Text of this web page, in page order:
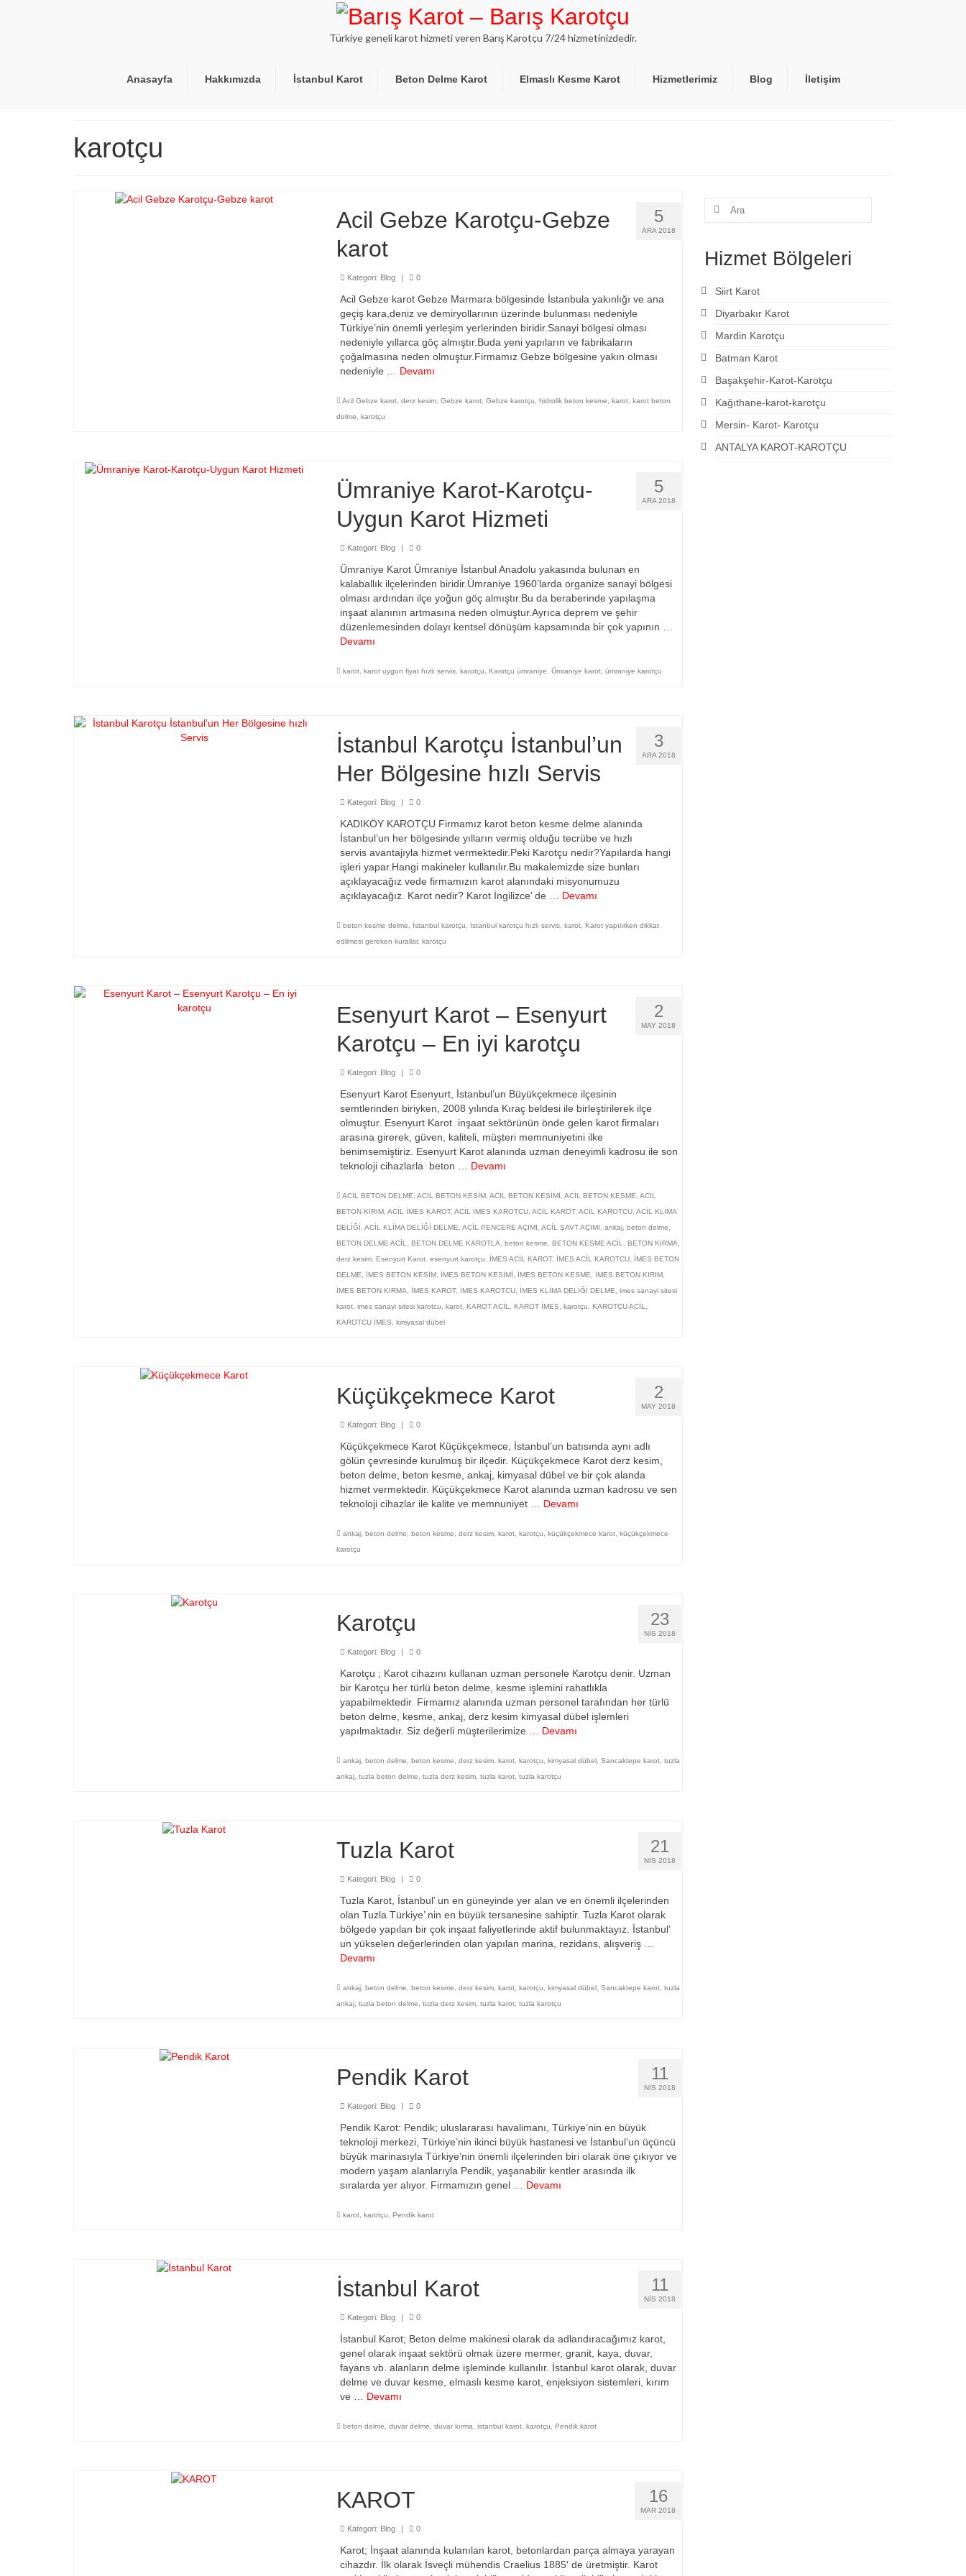
Türkiye geneli karot hizmeti veren Barış Karotçu 7/24 hizmetinizdedir.
Anasayfa Hakkımızda İstanbul Karot Beton Delme Karot Elmaslı Kesme Karot Hizmetlerimiz Blog İletişim
karotçu
5
ARA 2018
Acil Gebze Karotçu-Gebze
karot
Kategori: Blog | 0
Acil Gebze karot Gebze Marmara bölgesinde İstanbula yakınlığı ve ana
geçiş kara,deniz ve demiryollarının üzerinde bulunması nedeniyle
Türkiye’nin önemli yerleşim yerlerinden biridir.Sanayi bölgesi olması
nedeniyle yıllarca göç almıştır.Buda yeni yapıların ve fabrikaların
çoğalmasına neden olmuştur.Firmamız Gebze bölgesine yakın olması
nedeniyle … Devamı
Acil Gebze karot, derz kesim, Gebze karot, Gebze karotçu hidrolik beton kesme karot, karot beton
delme
karotçu
5
ARA 2018
Ümraniye Karot-Karotçu-
Uygun Karot Hizmeti
Kategori: Blog | 0
Ümraniye Karot Ümraniye İstanbul Anadolu yakasında bulunan en
kalaballık ilçelerinden biridir.Ümraniye 1960’larda organize sanayi bölgesi
olması ardından ilçe yoğun göç almıştır.Bu da beraberinde yapılaşma
inşaat alanının artmasına neden olmuştur.Ayrıca deprem ve şehir
düzenlemesinden dolayı kentsel dönüşüm kapsamında bir çok yapının …
Devamı
karot, karot uygun fiyat hızlı servis, karotçu Karotçu ümraniye Ümraniye karot, ümraniye karotçu
3
ARA 2018
İstanbul Karotçu İstanbul’un
Her Bölgesine hızlı Servis
Kategori: Blog | 0
KADIKÖY KAROTÇU Firmamız karot beton kesme delme alanında
İstanbul’un her bölgesinde yılların vermiş olduğu tecrübe ve hızlı
servis avantajıyla hizmet vermektedir.Peki Karotçu nedir?Yapılarda hangi
işleri yapar.Hangi makineler kullanılır.Bu makalemizde size bunları
açıklayacağız vede firmamızın karot alanındaki misyonumuzu
açıklayacağız. Karot nedir? Karot İngilizce’ de … Devamı
beton kesme delme İstanbul karotçu İstanbul karotçu hızlı servis, karot, Karot yapılırken dikkat
edilmesi gereken kurallar, karotçu
2
MAY 2018
Esenyurt Karot – Esenyurt
Karotçu – En iyi karotçu
Kategori: Blog | 0
Esenyurt Karot Esenyurt, İstanbul’un Büyükçekmece ilçesinin
semtlerinden biriyken, 2008 yılında Kıraç beldesi ile birleştirilerek ilçe
olmuştur. Esenyurt Karot inşaat sektörünün önde gelen karot firmaları
arasına girerek, güven, kaliteli, müşteri memnuniyetini ilke
benimsemiştiriz. Esenyurt Karot alanında uzman deneyimli kadrosu ile son
teknoloji cihazlarla beton … Devamı
ACİL BETON DELME ACİL BETON KESİM, ACİL BETON KESİMİ ACİL BETON KESME ACİL
BETON KIRIM, ACİL İMES KAROT, ACİL İMES KAROTCU, ACİL KAROT, ACİL KAROTCU, ACİL KLİMA
DELİĞİ ACİL KLİMA DELİĞİ DELME ACİL PENCERE AÇIMI ACİL ŞAVT AÇIMI ankaj, beton delme
BETON DELME ACİL
BETON DELME KAROTLA beton kesme BETON KESME ACİL BETON KIRMA
derz kesim, Esenyurt Karot. esenyurt karotçu İMES ACİL KAROT, İMES ACİL KAROTCU,
İMES BETON
DELME
İMES BETON KESİM, İMES BETON KESİMİ İMES BETON KESME İMES BETON KIRIM,
İMES BETON KIRMA
İMES KAROT, İMES KAROTCU, İMES KLİMA DELİĞİ DELME
imes sanayi sitesi
karot, imes sanayi sitesi karotcu karot, KAROT ACİL KAROT İMES karotçu KAROTCU ACİL
KAROTCU İMES
kimyasal dübel
2
MAY 2018
Küçükçekmece Karot
Kategori: Blog | 0
Küçükçekmece Karot Küçükçekmece, İstanbul’un batısında aynı adlı
gölün çevresinde kurulmuş bir ilçedir. Küçükçekmece Karot derz kesim,
beton delme, beton kesme, ankaj, kimyasal dübel ve bir çok alanda
hizmet vermektedir. Küçükçekmece Karot alanında uzman kadrosu ve sen
teknoloji cihazlar ile kalite ve memnuniyet … Devamı
ankaj, beton delme beton kesme derz kesim, karot, karotçu küçükçekmece karot, küçükçekmece
karotçu
23
NIS 2018
Karotçu
Kategori: Blog | 0
Karotçu ; Karot cihazını kullanan uzman personele Karotçu denir. Uzman
bir Karotçu her türlü beton delme, kesme işlemini rahatlıkla
yapabilmektedir. Firmamız alanında uzman personel tarafından her türlü
beton delme, kesme, ankaj, derz kesim kimyasal dübel işlemleri
yapılmaktadır. Siz değerli müşterilerimize … Devamı
ankaj, beton delme beton kesme derz kesim, karot, karotçu kimyasal dübel, Sancaktepe karot, tuzla
ankaj, tuzla beton delme tuzla derz kesim, tuzla karot, tuzla karotçu
21
NIS 2018
Tuzla Karot
Kategori: Blog | 0
Tuzla Karot, İstanbul’ un en güneyinde yer alan ve en önemli ilçelerinden
olan Tuzla Türkiye’ nin en büyük tersanesine sahiptir. Tuzla Karot olarak
bölgede yapılan bir çok inşaat faliyetlerinde aktif bulunmaktayız. İstanbul’
un yükselen değerlerinden olan yapılan marina, rezidans, alışveriş …
Devamı
ankaj, beton delme beton kesme derz kesim, karot, karotçu kimyasal dübel, Sancaktepe karot, tuzla
ankaj, tuzla beton delme tuzla derz kesim, tuzla karot, tuzla karotçu
11
NIS 2018
Pendik Karot
Kategori: Blog | 0
Pendik Karot: Pendik; uluslararası havalimanı, Türkiye’nin en büyük
teknoloji merkezi, Türkiye’nin ikinci büyük hastanesi ve İstanbul’un üçüncü
büyük marinasıyla Türkiye’nin önemli ilçelerinden biri olarak öne çıkıyor ve
modern yaşam alanlarıyla Pendik, yaşanabilir kentler arasında ilk
sıralarda yer alıyor. Firmamızın genel … Devamı
karot, karotçu Pendik karot
11
NIS 2018
İstanbul Karot
Kategori: Blog | 0
İstanbul Karot; Beton delme makinesi olarak da adlandıracağımız karot,
genel olarak inşaat sektörü olmak üzere mermer, granit, kaya, duvar,
fayans vb. alanların delme işleminde kullanılır. İstanbul karot olarak, duvar
delme ve duvar kesme, elmaslı kesme karot, enjeksiyon sistemleri, kırım
ve … Devamı
beton delme duvar delme duvar kırma istanbul karot, karotçu Pendik karot
16
MAR 2018
KAROT
Kategori: Blog | 0
Karot; İnşaat alanında kulanılan karot, betonlardan parça almaya yarayan
cihazdır. İlk olarak İsveçli mühendis Craelius 1885′ de üretmiştir. Karot
Şunu
Hizmet Bölgeleri
Siirt Karot
Diyarbakır Karot
Mardin Karotçu
Batman Karot
Başakşehir-Karot-Karotçu
Kağıthane-karot-karotçu
Mersin- Karot- Karotçu
ANTALYA KAROT-KAROTÇU